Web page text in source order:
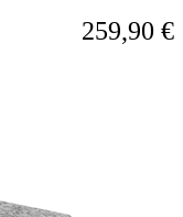
259,90 €